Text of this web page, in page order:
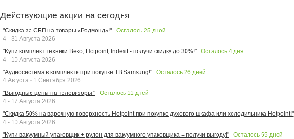
Действующие акции на сегодня
"Скидка за СБП на товары «Редмонд»!" Осталось 25 дней
4 - 31 Августа 2026
"Купи комплект техники Beko, Hotpoint, Indesit - получи скидку до 30%!"
Осталось 4дня
4 - 10 Августа 2026
"Аудиосистема в комплекте при покупке ТВ Samsung!"
Осталось 26 дней
4 Августа - 1 Сентября 2026
"Выгодные цены на телевизоры!"
Осталось 11 дней
4 - 17 Августа 2026
"Скидка 50% на варочную поверхность Hotpoint при покупке духового шкафа или холодильника Hotpoint!"
4 - 10 Августа 2026
"Купи вакуумный упаковщик + рулон для вакуумного упаковщика = получи выгоду!"
Осталось 55 дней